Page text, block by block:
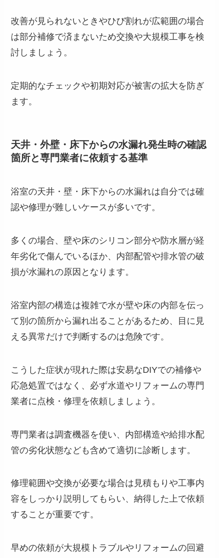
改善が見られないときやひび割れが広範囲の場合
は部分補修で済まないため交換や大規模工事を検
討しましょう。
定期的なチェックや初期対応が被害の拡大を防ぎ
ます。
天井・外壁・床下からの水漏れ発生時の確認
箇所と専門業者に依頼する基準
浴室の天井・壁・床下からの水漏れは自分では確
認や修理が難しいケースが多いです。
多くの場合、壁や床のシリコン部分や防水層が経
年劣化で傷んでいるほか、内部配管や排水管の破
損が水漏れの原因となります。
浴室内部の構造は複雑で水が壁や床の内部を伝っ
て別の箇所から漏れ出ることがあるため、目に見
える異常だけで判断するのは危険です。
こうした症状が現れた際は安易なDIYでの補修や
応急処置ではなく、必ず水道やリフォームの専門
業者に点検・修理を依頼しましょう。
専門業者は調査機器を使い、内部構造や給排水配
管の劣化状態なども含めて適切に診断します。
修理範囲や交換が必要な場合は見積もりや工事内
容をしっかり説明してもらい、納得した上で依頼
することが重要です。
早めの依頼が大規模トラブルやリフォームの回避